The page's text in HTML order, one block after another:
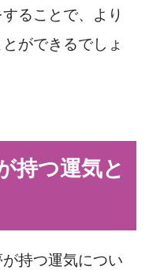
ることで、より
ができるでしょ
持つ運気と
持つ運気につい